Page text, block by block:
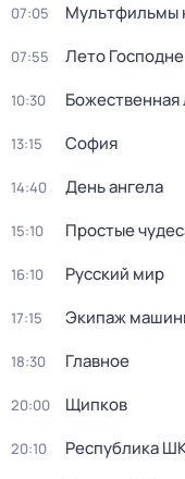
07:05 Мультфильмы
07:55 Лето Господне
10:30 Божественная
13:15 София
14:40 День ангела
15:10 Простые
16:10 Русский мир
17:15 Экипаж
18:30 Главное
20:00 Щипков
20:10 Республика